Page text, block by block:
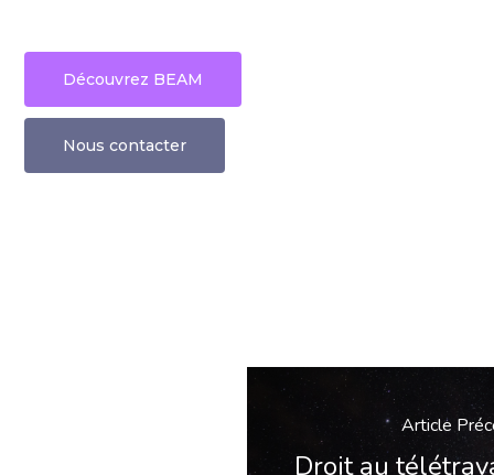
Découvrez BEAM
Nous contacter
Article
Droit au